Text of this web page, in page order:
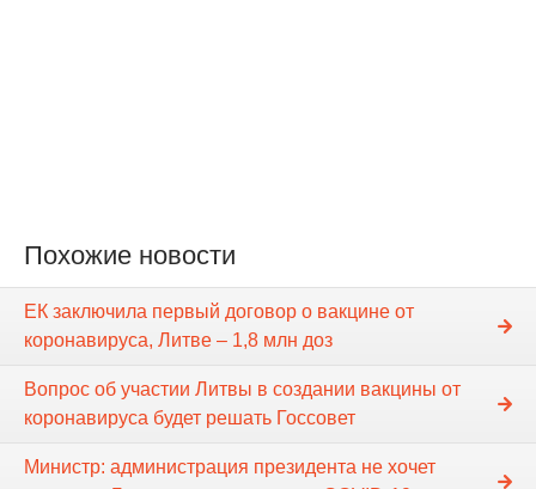
Похожие новости
ЕК заключила первый договор о вакцине от
коронавируса, Литве – 1,8 млн доз
Вопрос об участии Литвы в создании вакцины от
коронавируса будет решать Госсовет
Министр: администрация президента не хочет